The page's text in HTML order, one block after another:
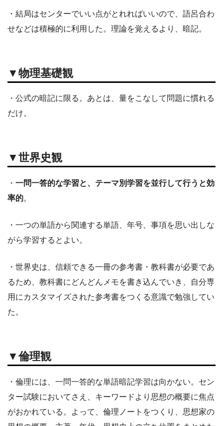
・結局はセンターでいい点がとれればいいので、語呂合わ
せなどは積極的に利用した。理論を覚えるより、暗記。
▼物理基礎観
・公式の暗記に限る。あとは、量をこなして問題に慣れる
だけ。
▼世界史観
・ 一問一答的な学習と、テーマ別学習を並行して行うと効
率的。
・一つの単語から関連する単語、年号、事項を思い出しな
がら学習するとよい。
・世界史は、信頼できる一冊の参考書・教科書が必要であ
るため、教科書にどんどんメモを書き込んでいき、自分専
用にカスタマイズされた参考書をつくる意識で勉強してい
た。
▼倫理観
・倫理には、一問一答的な単語暗記学習は向かない。セン
ター試験においてさえ、キーワードより思想の概要に焦点
がおかれている。よって、倫理ノートをつくり、思想家の